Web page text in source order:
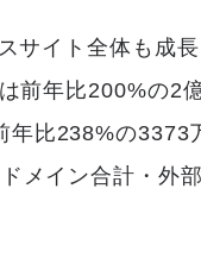
サイト全体も成
前年比200%の2
年比238%の3373
メイン合計・外